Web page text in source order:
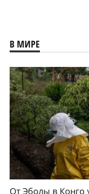
В МИРЕ
От Эболы в Конго